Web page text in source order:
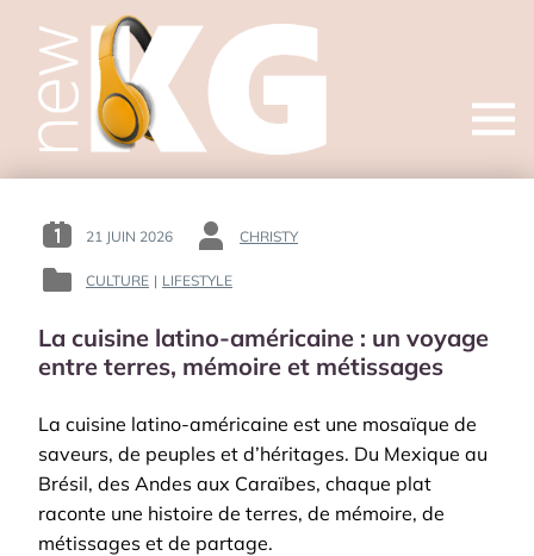
Open
POSTED
ON
21 JUIN 2026
BY
CHRISTY
POSTED
:
CULTURE | LIFESTYLE
La cuisine latino-américaine : un voyage
entre terres, mémoire et métissages
La cuisine latino-américaine est une mosaïque de
saveurs, de peuples et d’héritages. Du Mexique au
Brésil, des Andes aux Caraïbes, chaque plat
raconte une histoire de terres, de mémoire, de
métissages et de partage.